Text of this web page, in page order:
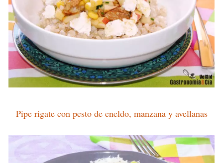
Pipe rigate con pesto de eneldo, manzana y avellanas